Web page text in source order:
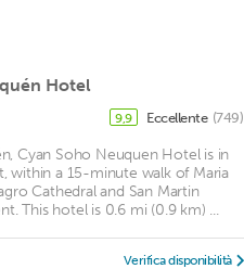
Hotel
9,9 Eccellente (749)
Cyan Soho Neuquen Hotel is in
within a 15-minute walk of Maria
Cathedral and San Martin
This hotel is 0.6 mi (0.9 km) ...
Verifica disponibilità